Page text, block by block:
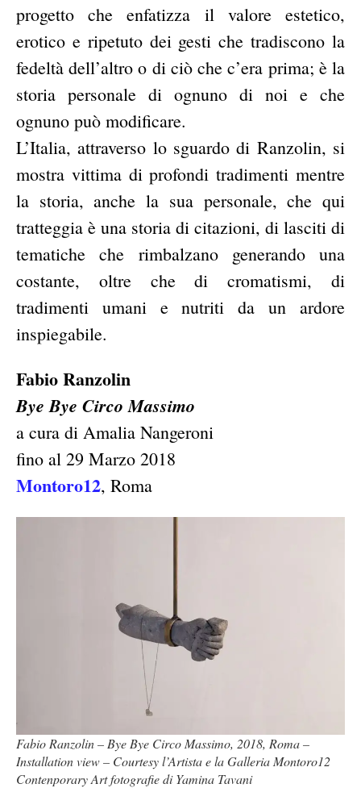
progetto che enfatizza il valore estetico,
erotico e ripetuto dei gesti che tradiscono la
fedeltà dell’altro o di ciò che c’era prima; è la
storia personale di ognuno di noi e che
ognuno può modificare.
L’Italia, attraverso lo sguardo di Ranzolin, si
mostra vittima di profondi tradimenti mentre
la storia, anche la sua personale, che qui
tratteggia è una storia di citazioni, di lasciti di
tematiche che rimbalzano generando una
costante, oltre che di cromatismi, di
tradimenti umani e nutriti da un ardore
inspiegabile.
Fabio Ranzolin
Bye Bye Circo Massimo
a cura di Amalia Nangeroni
fino al 29 Marzo 2018
Montoro12, Roma
Fabio Ranzolin – Bye Bye Circo Massimo, 2018, Roma –
Installation view – Courtesy l’Artista e la Galleria Montoro12
Contenporary Art fotografie di Yamina Tavani